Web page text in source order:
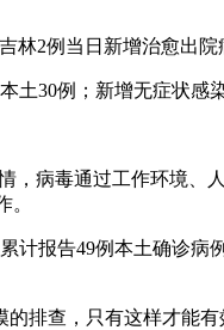
2例当日新增治愈出
30例；新增无症状感
，病毒通过工作环境
。
计报告49例本土确诊
排查，只有这样才